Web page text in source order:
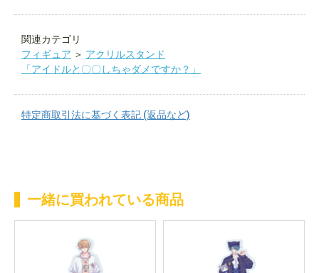
関連カテゴリ
フィギュア ＞ アクリルスタンド
「アイドルと〇〇しちゃダメですか？」
特定商取引法に基づく表記 (返品など)
一緒に買われている商品